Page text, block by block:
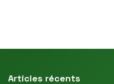
Articles récents